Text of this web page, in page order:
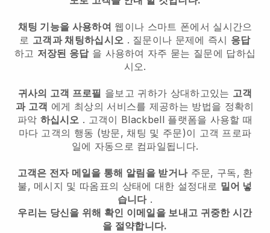
채팅 기능을 사용하여 웹이나 스마트 폰에서 실시간으
로 고객과 채팅하십시오 . 질문이나 문제에 즉시 응답
하고 저장된 응답을 사용하여 자주 묻는 질문에 답하십
시오.
귀사의 고객 프로필 을보고 귀하가 상대하고있는 고객
과 고객 에게 최상의 서비스를 제공하는 방법을 정확히
파악 하십시오 . 고객이 Blackbell 플랫폼을 사용할 때
마다 고객의 행동 (방문, 채팅 및 주문)이 고객 프로파
일에 자동으로 컴파일됩니다.
고객은 전자 메일을 통해 알림을 받거나주문, 구독, 환
불, 메시지 및 따옴표의 상태에 대한 설정대로 밀어 넣
습니다.
우리는 당신을 위해 확인 이메일을 보내고 귀중한 시간
을 절약합니다.